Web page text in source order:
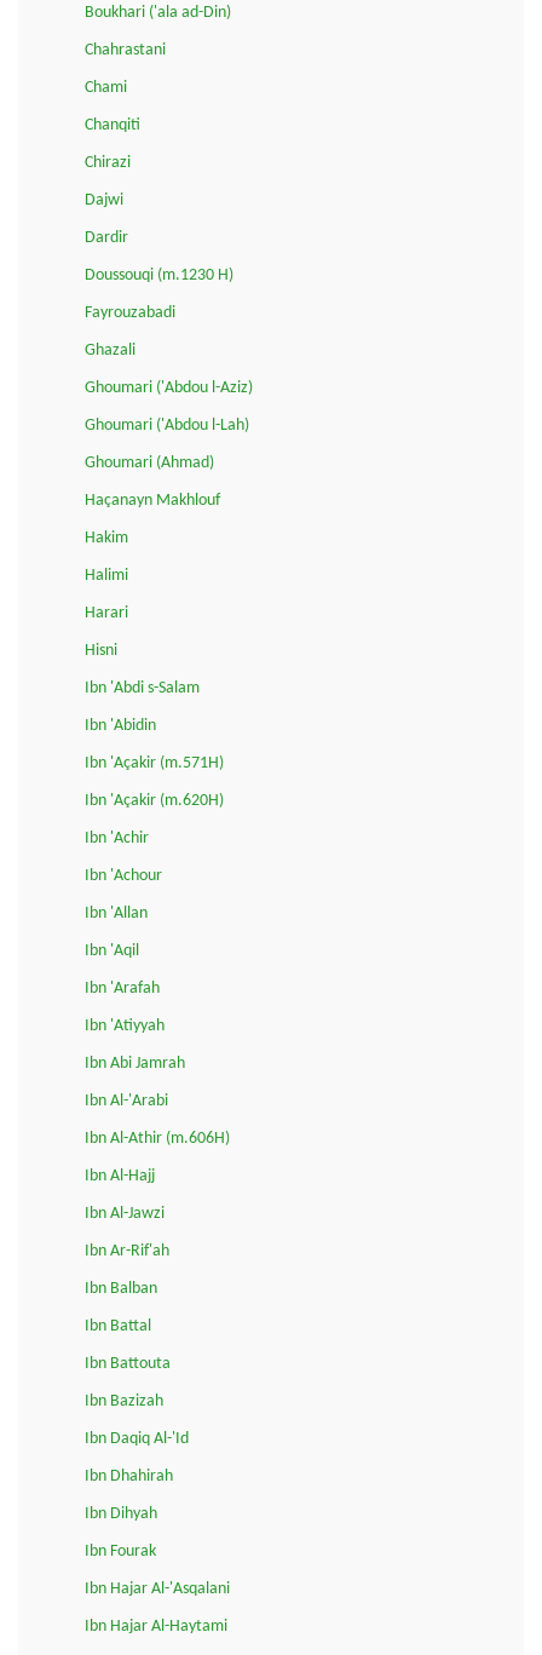
Boukhari ('ala ad-Din)
Chahrastani
Chami
Chanqiti
Chirazi
Dajwi
Dardir
Doussouqi (m.1230 H)
Fayrouzabadi
Ghazali
Ghoumari ('Abdou l-Aziz)
Ghoumari ('Abdou l-Lah)
Ghoumari (Ahmad)
Haçanayn Makhlouf
Hakim
Halimi
Harari
Hisni
Ibn 'Abdi s-Salam
Ibn 'Abidin
Ibn 'Açakir (m.571H)
Ibn 'Açakir (m.620H)
Ibn 'Achir
Ibn 'Achour
Ibn 'Allan
Ibn 'Aqil
Ibn 'Arafah
Ibn 'Atiyyah
Ibn Abi Jamrah
Ibn Al-'Arabi
Ibn Al-Athir (m.606H)
Ibn Al-Hajj
Ibn Al-Jawzi
Ibn Ar-Rif'ah
Ibn Balban
Ibn Battal
Ibn Battouta
Ibn Bazizah
Ibn Daqiq Al-'Id
Ibn Dhahirah
Ibn Dihyah
Ibn Fourak
Ibn Hajar Al-'Asqalani
Ibn Hajar Al-Haytami